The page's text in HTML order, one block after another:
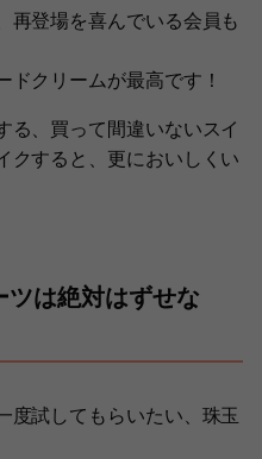
再登場を喜んでいる会員も
クリームが最高です！
る、買って間違いないスイ
クすると、更においしくい
ツは絶対はずせな
度試してもらいたい、珠玉